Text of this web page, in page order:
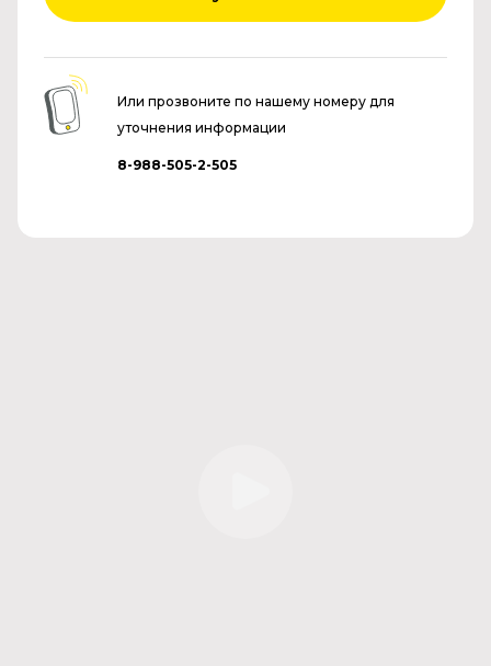
Или прозвоните по нашему номеру для
уточнения информации
8-988-505-2-505